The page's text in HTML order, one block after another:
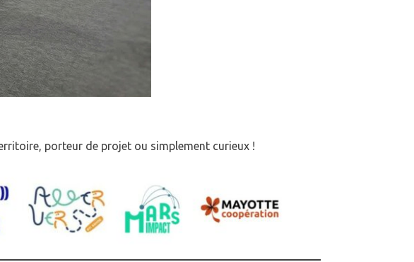
porteur de projet ou simplement curieux !